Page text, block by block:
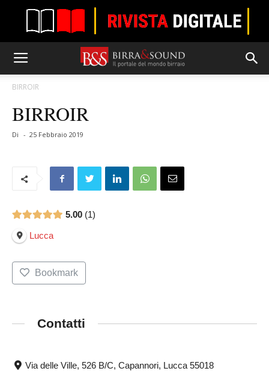
BIRROIR
BIRROIR
Di - 25 Febbraio 2019
5.00 1
Lucca
Bookmark
Contatti
Via delle Ville, 526 B/C, Capannori, Lucca 55018